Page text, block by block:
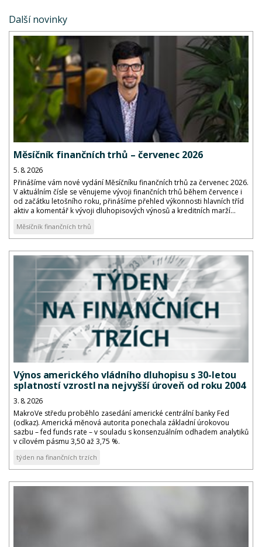
Další novinky
Měsíčník finančních trhů – červenec 2026
5. 8. 2026
Přinášíme vám nové vydání Měsíčníku finančních trhů za červenec 2026.
V aktuálním čísle se věnujeme vývoji finančních trhů během července i
od začátku letošního roku, přinášíme přehled výkonnosti hlavních tříd
aktiv a komentář k vývoji dluhopisových výnosů a kreditních marží...
Měsíčník finančních trhů
Výnos amerického vládního dluhopisu s 30-letou
splatností vzrostl na nejvyšší úroveň od roku 2004
3. 8. 2026
MakroVe středu proběhlo zasedání americké centrální banky Fed
(odkaz). Americká měnová autorita ponechala základní úrokovou
sazbu – fed funds rate – v souladu s konsenzuálním odhadem analytiků
v cílovém pásmu 3,50 až 3,75 %.
týden na finančních trzích